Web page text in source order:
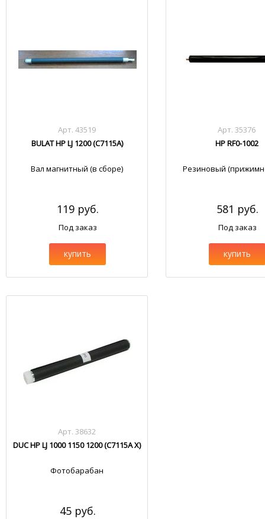
Арт. 43519
BULAT HP LJ 1200 (С7115А)
Вал магнитный (в сборе)
119 руб.
Под заказ
купить
Арт. 35376
HP RF0-1002
Резиновый
581 руб.
Под заказ
купить
Арт. 38632
DUC HP LJ 1000 1150 1200 (C7115A X)
Фотобарабан
45 руб.